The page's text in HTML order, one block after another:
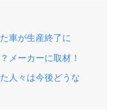
車が生産終了に
メーカーに取材！
人々は今後どうな